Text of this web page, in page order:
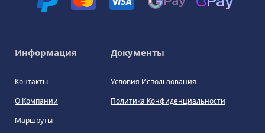
Информация
Контакты
О Компании
Маршруты
Документы
Условия Использования
Политика Конфиденциальности